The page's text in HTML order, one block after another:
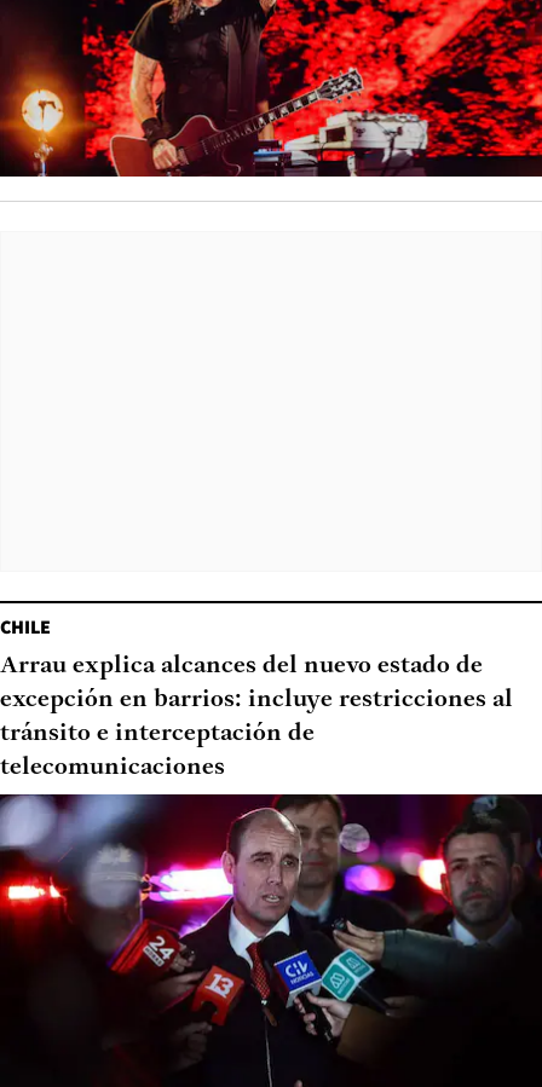
CHILE
Arrau explica alcances del nuevo estado de
excepción en barrios: incluye restricciones al
tránsito e interceptación de
telecomunicaciones